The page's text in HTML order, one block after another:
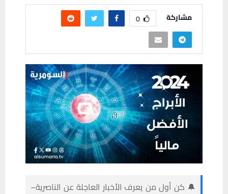
مشاركة 0
🔔 كن أول من يعرف الأخبار العاجلة عن الناصرية–